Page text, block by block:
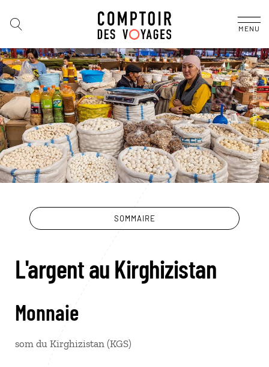
MENU
SOMMAIRE
L'argent au Kirghizistan
Monnaie
som du Kirghizistan (KGS)